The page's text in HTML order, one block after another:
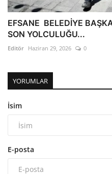
EFSANE BELEDİYE
SON YOLCULUĞU...
Editör Haziran 29, 2026 0
YORUMLAR
İsim
E-posta